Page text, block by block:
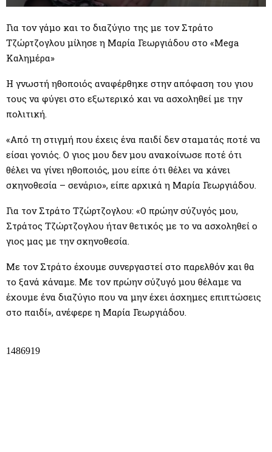
E
N
U
Για τον γάμο και το διαζύγιο της με τον Στράτο
Τζώρτζογλου μίλησε η Μαρία Γεωργιάδου στο «Mega
Καλημέρα»
Η γνωστή ηθοποιός αναφέρθηκε στην απόφαση του γιου
τους να φύγει στο εξωτερικό και να ασχοληθεί με την
πολιτική.
«Από τη στιγμή που έχεις ένα παιδί δεν σταματάς ποτέ να
είσαι γονιός. Ο γιος μου δεν μου ανακοίνωσε ποτέ ότι
θέλει να γίνει ηθοποιός, μου είπε ότι θέλει να κάνει
σκηνοθεσία – σενάριο», είπε αρχικά η Μαρία Γεωργιάδου.
Για τον Στράτο Τζώρτζογλου: «Ο πρώην σύζυγός μου,
Στράτος Τζώρτζογλου ήταν θετικός με το να ασχοληθεί ο
γιος μας με την σκηνοθεσία.
Με τον Στράτο έχουμε συνεργαστεί στο παρελθόν και θα
το ξανά κάναμε. Με τον πρώην σύζυγό μου θέλαμε να
έχουμε ένα διαζύγιο που να μην έχει άσχημες επιπτώσεις
στο παιδί», ανέφερε η Μαρία Γεωργιάδου.